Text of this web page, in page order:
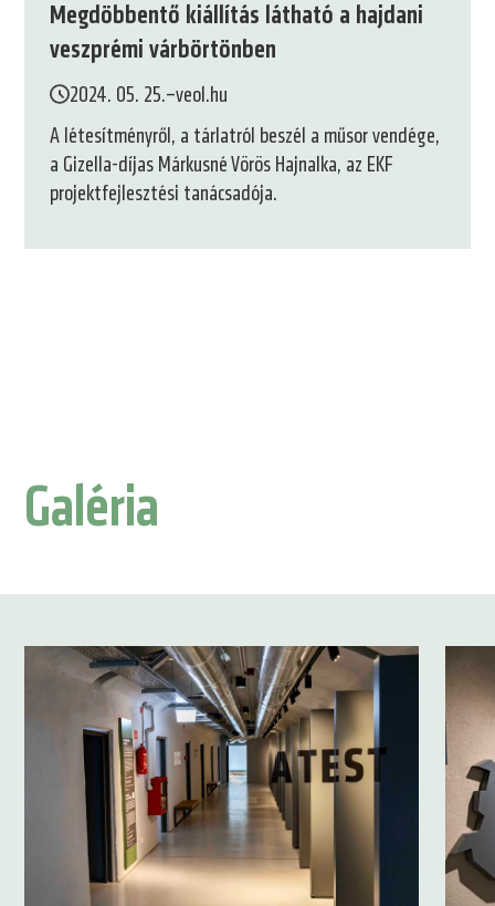
Megdöbbentő kiállítás látható a hajdani
veszprémi várbörtönben
2024. 05. 25.–veol.hu
A létesítményről, a tárlatról beszél a műsor vendége,
a Gizella-díjas Márkusné Vörös Hajnalka, az EKF
projektfejlesztési tanácsadója.
Galéria